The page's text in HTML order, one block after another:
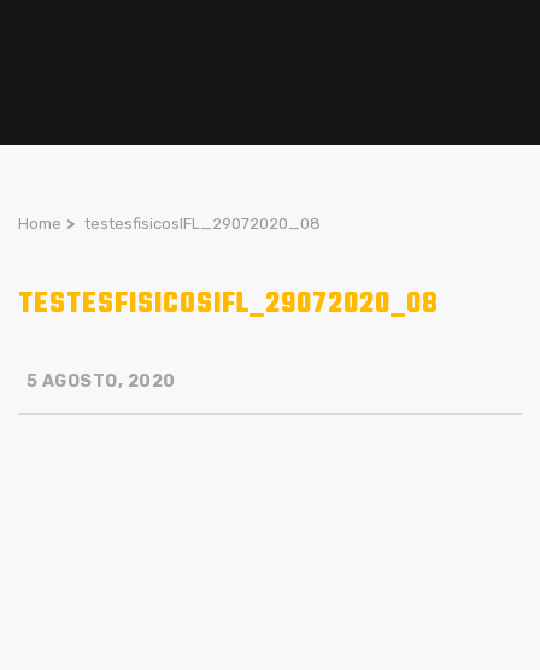
Home > testesfisicosIFL_29072020_08
TESTESFISICOSIFL_29072020_08
5 AGOSTO, 2020